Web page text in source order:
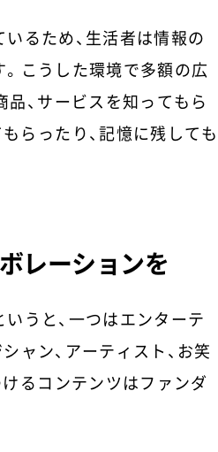
るため、生活者は情報の
こうした環境で多額の広
、サービスを知ってもら
らったり、記憶に残しても
レーションを
うと、一つはエンターテ
ャン、アーティスト、お笑
るコンテンツはファンダ